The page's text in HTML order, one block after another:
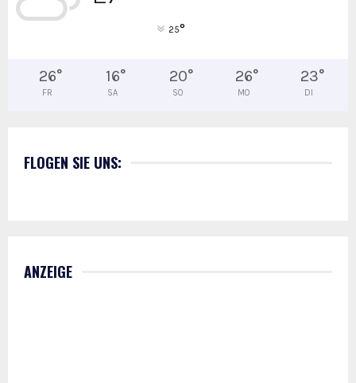
25°
26°
FR
16°
SA
20°
SO
26°
MO
23°
DI
FLOGEN SIE UNS:
ANZEIGE